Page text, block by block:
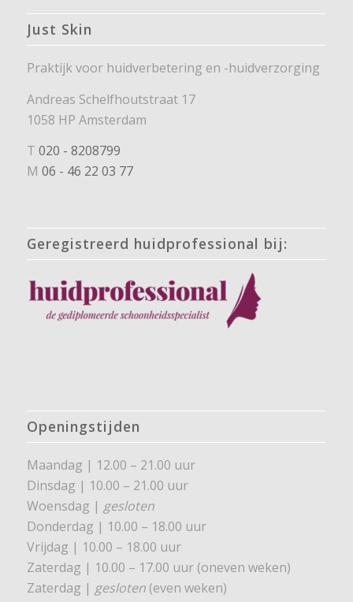
Just Skin
Praktijk voor huidverbetering en -huidverzorging
Andreas Schelfhoutstraat 17
1058 HP Amsterdam
T 020 - 8208799
M 06 - 46 22 03 77
Geregistreerd huidprofessional bij:
Openingstijden
Maandag | 12.00 – 21.00 uur
Dinsdag | 10.00 – 21.00 uur
Woensdag | gesloten
Donderdag | 10.00 – 18.00 uur
Vrijdag | 10.00 – 18.00 uur
Zaterdag | 10.00 – 17.00 uur (oneven weken)
Zaterdag | gesloten(even weken)